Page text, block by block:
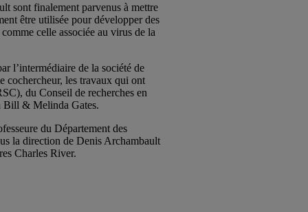
sont finalement parvenus à mettre
être utilisée pour développer des
celle associée au virus de la
l’intermédiaire de la société de
cochercheur, les travaux qui ont
du Conseil de recherches en
Bill & Melinda Gates.
du Département des
la direction de Denis Archambault
Charles River.